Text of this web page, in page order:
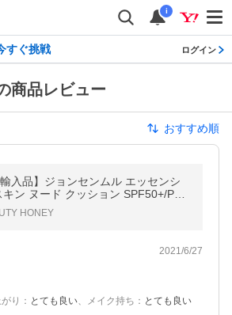
i
すぐ挑戦 ログイン
商品レビュー
おすすめ順
輸入品】ジョンセンムル エッセンシ
キン ヌード クッション SPF50+/PA+
送料無料
HONEY
2021/6/27
り ： とても良い、 メイク持ち ： とても良い